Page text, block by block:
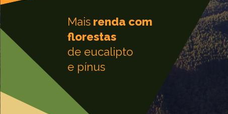
Mais renda com
florestas
de eucalipto
e pínus